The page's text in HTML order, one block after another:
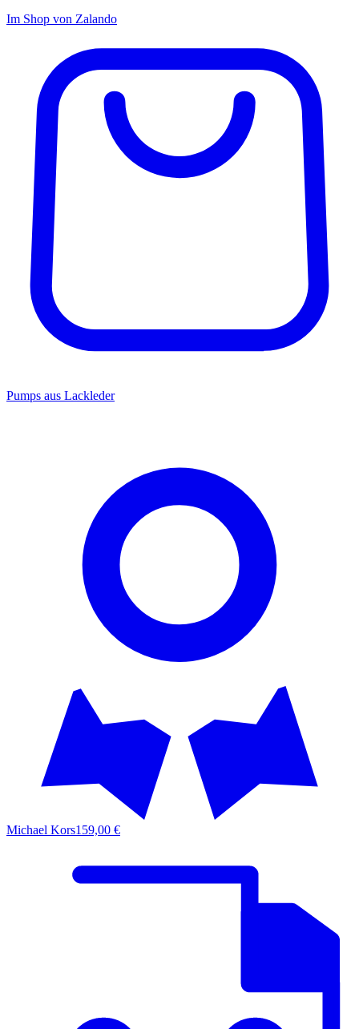
Im Shop von Zalando
Pumps aus Lackleder
Michael Kors159,00 €